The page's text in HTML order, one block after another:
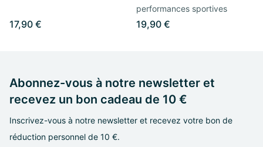
17,90 €
performances sportives
19,90 €
Abonnez-vous à notre newsletter et
recevez un bon cadeau de 10 €
Inscrivez-vous à notre newsletter et recevez votre bon de
réduction personnel de 10 €.